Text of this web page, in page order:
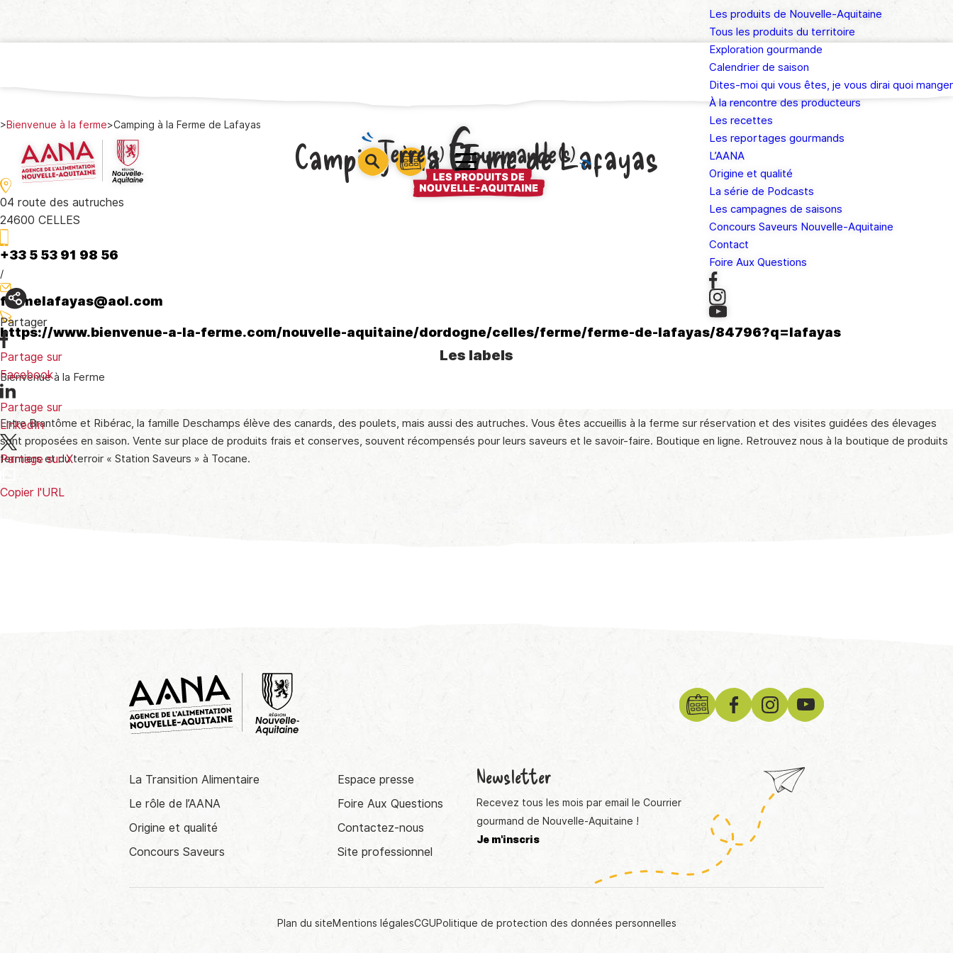
barre
1
barre
2
barre
3
Les produits de Nouvelle-Aquitaine
Tous les produits du territoire
Exploration gourmande
Calendrier de saison
Dites-moi qui vous êtes, je vous dirai quoi manger
À la rencontre des producteurs
Les recettes
Les reportages gourmands
L’AANA
Origine et qualité
La série de Podcasts
Les campagnes de saisons
Concours Saveurs Nouvelle-Aquitaine
Contact
Foire Aux Questions
>Bienvenue à la ferme>Camping à la Ferme de Lafayas
Camping à la Ferme de Lafayas
04 route des autruches
24600 CELLES
+33 5 53 91 98 56
/
fermelafayas@aol.com
https://www.bienvenue-a-la-ferme.com/nouvelle-aquitaine/dordogne/celles/ferme/ferme-de-lafayas/84796?q=lafayas
Les labels
Bienvenue à la Ferme
Entre Brantôme et Ribérac, la famille Deschamps élève des canards, des poulets, mais aussi des autruches. Vous êtes accueillis à la ferme sur réservation et des visites guidées des élevages
sont proposées en saison. Vente sur place de produits frais et conserves, souvent récompensés pour leurs saveurs et le savoir-faire. Boutique en ligne. Retrouvez nous à la boutique de produits
fermiers et du terroir « Station Saveurs » à Tocane.
Partager
Partage sur
Facebook
Partage sur
LinkedIn
Partage sur X
Copier l'URL
La Transition Alimentaire
Espace presse
Le rôle de l’AANA
Foire Aux Questions
Origine et qualité
Contactez-nous
Concours Saveurs
Site professionnel
Newsletter
Recevez tous les mois par email le Courrier
gourmand de Nouvelle-Aquitaine !
Je m'inscris
Plan du siteMentions légalesCGUPolitique de protection des données personnelles